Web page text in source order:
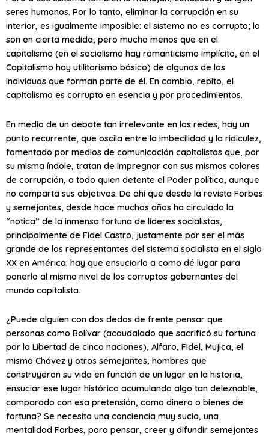
seres humanos. Por lo tanto, eliminar la corrupción en su
interior, es igualmente imposible: el sistema no es corrupto; lo
son en cierta medida, pero mucho menos que en el
capitalismo (en el socialismo hay romanticismo implícito, en el
Capitalismo hay utilitarismo básico) de algunos de los
individuos que forman parte de él. En cambio, repito, el
capitalismo es corrupto en esencia y por procedimientos.
En medio de un debate tan irrelevante en las redes, hay un
punto recurrente, que oscila entre la imbecilidad y la ridiculez,
fomentado por medios de comunicación capitalistas que, por
su misma índole, tratan de impregnar con sus mismos colores
de corrupción, a todo quien detente el Poder político, aunque
no comparta sus objetivos. De ahí que desde la revista Forbes
y semejantes, desde hace muchos años ha circulado la
“notica” de la inmensa fortuna de líderes socialistas,
principalmente de Fidel Castro, justamente por ser el más
grande de los representantes del sistema socialista en el siglo
XX en América: hay que ensuciarlo a como dé lugar para
ponerlo al mismo nivel de los corruptos gobernantes del
mundo capitalista.
¿Puede alguien con dos dedos de frente pensar que
personas como Bolívar (acaudalado que sacrificó su fortuna
por la Libertad de cinco naciones), Alfaro, Fidel, Mujica, el
mismo Chávez y otros semejantes, hombres que
construyeron su vida en función de un lugar en la historia,
ensuciar ese lugar histórico acumulando algo tan deleznable,
comparado con esa pretensión, como dinero o bienes de
fortuna? Se necesita una conciencia muy sucia, una
mentalidad Forbes, para pensar, creer y difundir semejantes